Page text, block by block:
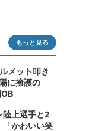
もっと見る
メット叩き
に擁護の
陸上選手と2
かわいい笑